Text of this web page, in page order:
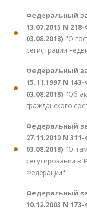
Федеральный
13.07.2015 N
03.08.2018) "О
регистрации
Федеральный
15.11.1997 N
03.08.2018) "Об
гражданского
Федеральный
27.11.2010 N
03.08.2018) "О
регулировании в
Федерации"
Федеральный
10.12.2003 N